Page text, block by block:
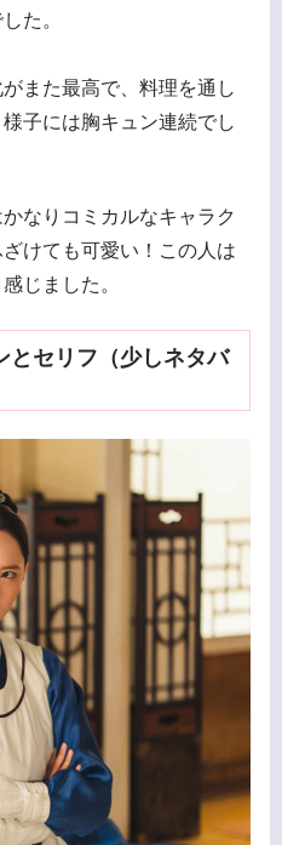
た。
また最高で、料理を通し
子には胸キュン連続でし
なりコミカルなキャラク
けても可愛い！この人は
じました。
とセリフ（少しネタバ